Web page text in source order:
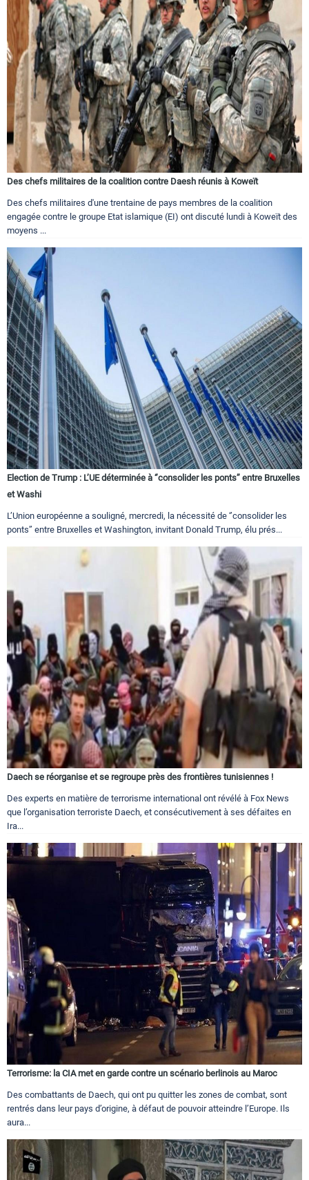
Des chefs militaires de la coalition contre Daesh réunis à Koweït
Des chefs militaires d'une trentaine de pays membres de la coalition
engagée contre le groupe Etat islamique (EI) ont discuté lundi à Koweït des
moyens ...
Election de Trump : L’UE déterminée à ‘’consolider les ponts’’ entre Bruxelles
et Washi
L’Union européenne a souligné, mercredi, la nécessité de ‘’consolider les
ponts’’ entre Bruxelles et Washington, invitant Donald Trump, élu prés...
Daech se réorganise et se regroupe près des frontières tunisiennes !
Des experts en matière de terrorisme international ont révélé à Fox News
que l’organisation terroriste Daech, et consécutivement à ses défaites en
Ira...
Terrorisme: la CIA met en garde contre un scénario berlinois au Maroc
Des combattants de Daech, qui ont pu quitter les zones de combat, sont
rentrés dans leur pays d’origine, à défaut de pouvoir atteindre l’Europe. Ils
aura...